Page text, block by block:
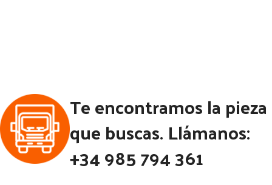
Te encontramos la pieza
que buscas. Llámanos:
+34 985 794 361